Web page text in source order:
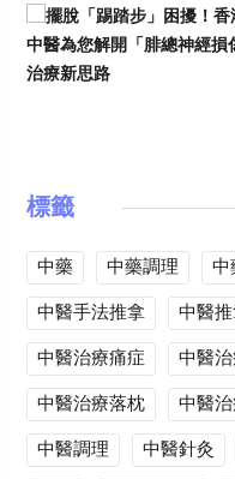
標籤
中藥 中藥調理
中醫手法推拿
中醫
中醫治療痛症
中醫
中醫治療落枕
中醫
中醫調理
中醫針灸